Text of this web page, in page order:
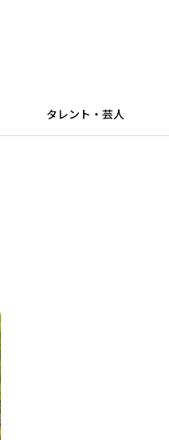
タレント・芸人